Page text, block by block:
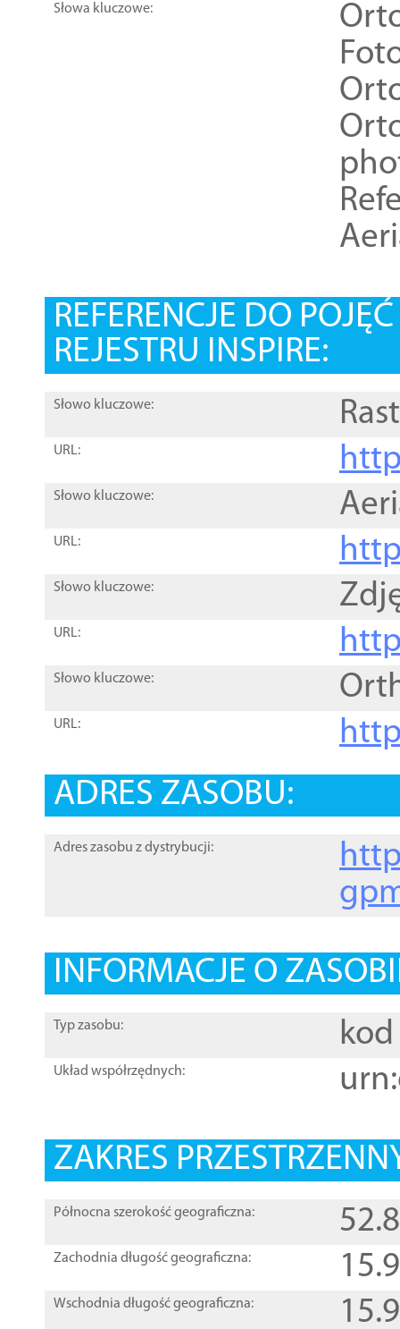
Słowa kluczowe:
REFERENCJE DO
REJESTRU INSPIRE:
Słowo kluczowe:
URL:
Słowo kluczowe:
URL:
Słowo kluczowe:
URL:
Słowo kluczowe:
URL:
ADRES ZASOBU:
Adres zasobu z dystrybucji:
INFORMACJE O
Typ zasobu: kod
Układ współrzędnych:
ZAKRES
Północna szerokość geograficzna:
Zachodnia długość geograficzna:
Wschodnia długość geograficzna: